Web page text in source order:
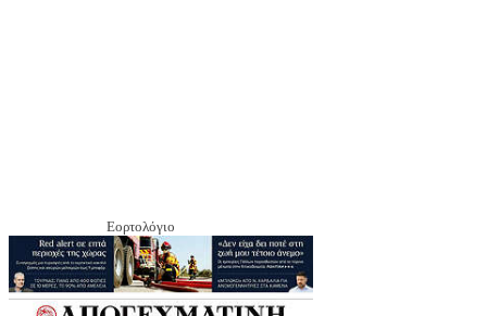
Εορτολόγιο